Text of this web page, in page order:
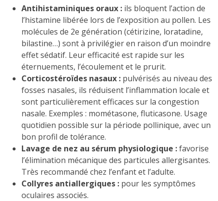
Antihistaminiques oraux : ils bloquent l’action de
l’histamine libérée lors de l’exposition au pollen. Les
molécules de 2e génération (cétirizine, loratadine,
bilastine…) sont à privilégier en raison d’un moindre
effet sédatif. Leur efficacité est rapide sur les
éternuements, l’écoulement et le prurit.
Corticostéroïdes nasaux : pulvérisés au niveau des
fosses nasales, ils réduisent l’inflammation locale et
sont particulièrement efficaces sur la congestion
nasale. Exemples : mométasone, fluticasone. Usage
quotidien possible sur la période pollinique, avec un
bon profil de tolérance.
Lavage de nez au sérum physiologique :favorise
l’élimination mécanique des particules allergisantes.
Très recommandé chez l’enfant et l’adulte.
Collyres antiallergiques : pour les symptômes
oculaires associés.